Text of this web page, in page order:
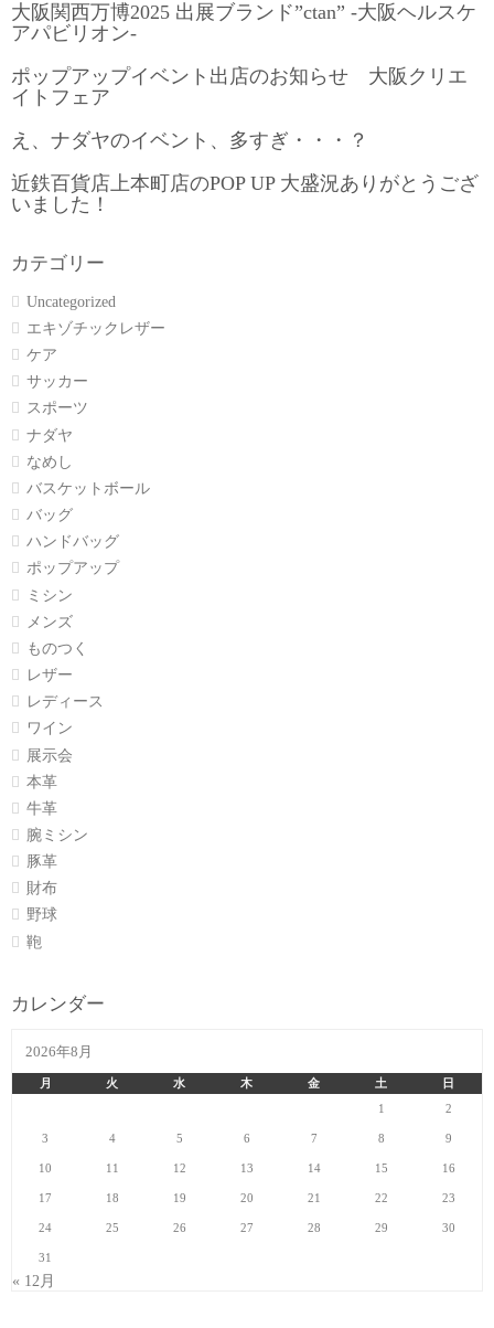
大阪関西万博2025 出展ブランド”ctan” -大阪ヘルスケ
アパビリオン-
ポップアップイベント出店のお知らせ 大阪クリエ
イトフェア
え、ナダヤのイベント、多すぎ・・・？
近鉄百貨店上本町店のPOP UP 大盛況ありがとうござ
いました！
カテゴリー
Uncategorized
エキゾチックレザー
ケア
サッカー
スポーツ
ナダヤ
なめし
バスケットボール
バッグ
ハンドバッグ
ポップアップ
ミシン
メンズ
ものつく
レザー
レディース
ワイン
展示会
本革
牛革
腕ミシン
豚革
財布
野球
鞄
カレンダー
2026年8月
月 火 水 木 金 土
日
1
2
3 4 5 6 7 8 9
10 11 12 13 14 15 16
17 18 19 20 21 22 23
24 25 26 27 28 29 30
31
« 12月